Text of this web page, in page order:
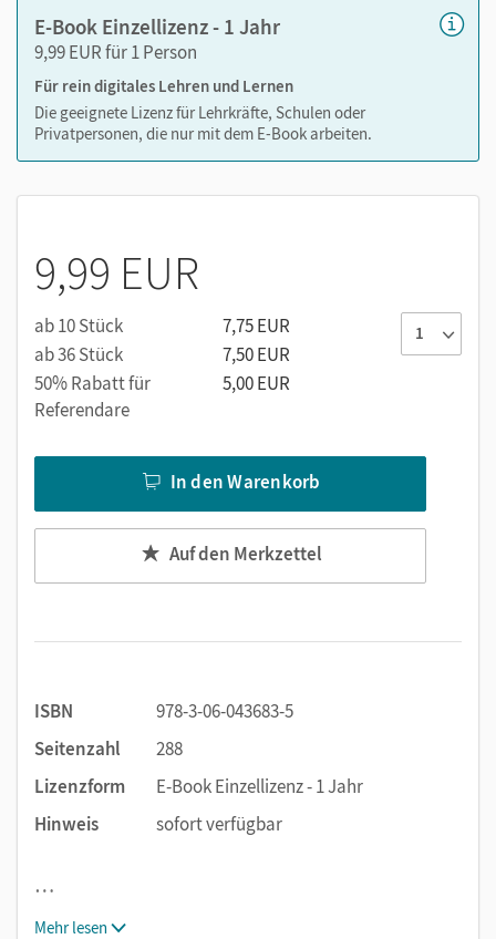
Das E-Book enthält:
zahlreiche Erklärfilme
vertonte Worterklärungen
Tipps zu Aufgaben
E-Book Einzellizenz - 1 Jahr
9,99 EUR für 1 Person
Für rein digitales Lehren und Lernen
Die geeignete Lizenz für Lehrkräfte, Schulen oder
Privatpersonen, die nur mit dem E-Book arbeiten.
9,99 EUR
ab 10 Stück
7,75 EUR
ab 36 Stück
7,50 EUR
50% Rabatt für
Referendare
5,00 EUR
In den Warenkorb
Auf den Merkzettel
ISBN
978-3-06-043683-5
Seitenzahl
288
Lizenzform
E-Book Einzellizenz - 1 Jahr
Hinweis
sofort verfügbar
…
Mehr lesen